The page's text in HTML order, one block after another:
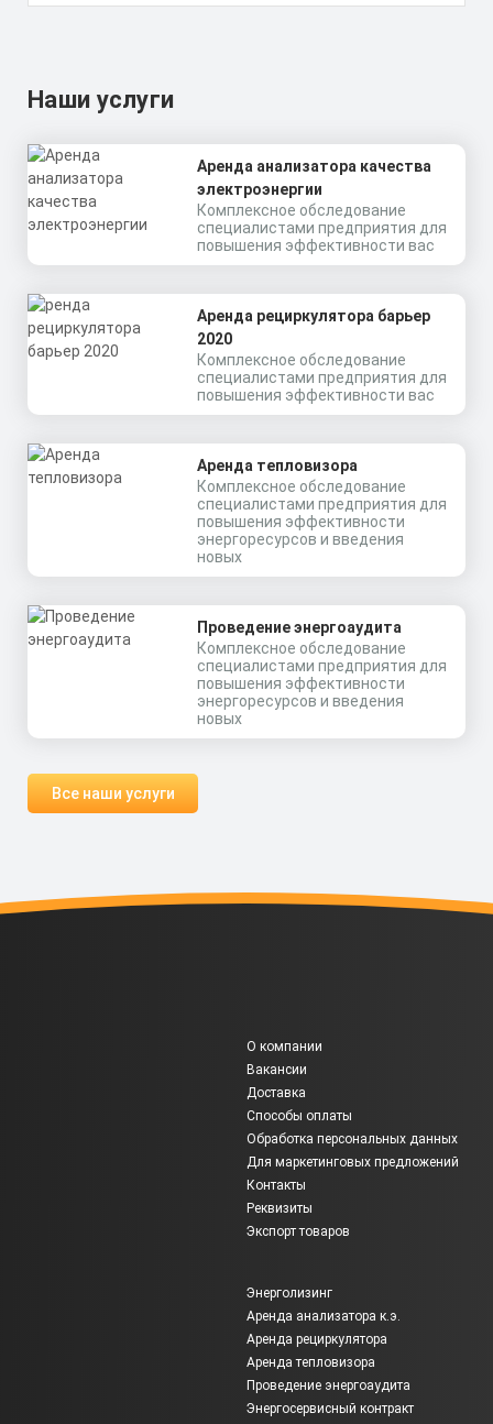
Наши услуги
Аренда анализатора качества
электроэнергии
Комплексное обследование
специалистами предприятия для
повышения эффективности вас
Аренда рециркулятора барьер
2020
Комплексное обследование
специалистами предприятия для
повышения эффективности вас
Аренда тепловизора
Комплексное обследование
специалистами предприятия для
повышения эффективности
энергоресурсов и введения
новых
Проведение энергоаудита
Комплексное обследование
специалистами предприятия для
повышения эффективности
энергоресурсов и введения
новых
Все наши услуги
О компании
Вакансии
Доставка
Способы оплаты
Обработка персональных данных
Для маркетинговых предложений
Контакты
Реквизиты
Экспорт товаров
Энерголизинг
Аренда анализатора к.э.
Аренда рециркулятора
Аренда тепловизора
Проведение энергоаудита
Энергосервисный контракт